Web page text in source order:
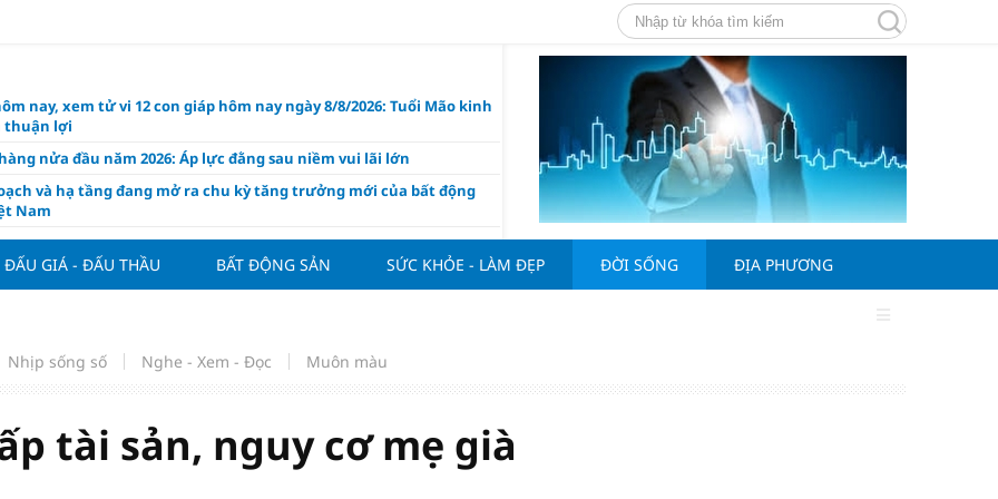
nay, xem tử vi 12 con giáp hôm nay ngày 8/8/2026: Tuổi Mão kinh
thuận lợi
nửa đầu năm 2026: Áp lực đằng sau niềm vui lãi lớn
và hạ tầng đang mở ra chu kỳ tăng trưởng mới của bất động
Nam
giảm 30% thuế cho hộ, cá nhân kinh doanh, doanh nghiệp thu
tỷ đồng
hôm nay 7/8: Thị trường lặng sóng
trẻ quốc tế xem Phú Quốc là “thiên đường lập nghiệp”
vụ Rodri mở đường cho Man Utd sở hữu tiền vệ báu vật của
thức đối với tham vọng công nghệ của Đông Nam Á
ĐẤU GIÁ - ĐẤU THẦU BẤT ĐỘNG SẢN SỨC KHỎE - LÀM ĐẸP ĐỜI SỐNG ĐỊA PHƯƠNG
Nhịp sống số Nghe - Xem - Đọc Muôn màu
tài sản, nguy cơ mẹ già